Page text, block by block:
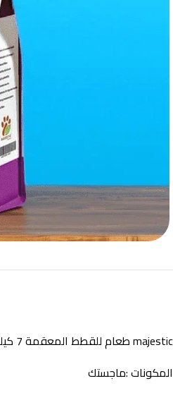
majestic طعام للقطط المعقمة 7 كيلو
المكونات :ماجستك